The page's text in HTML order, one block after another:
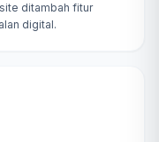
ditambah fitur
digital.